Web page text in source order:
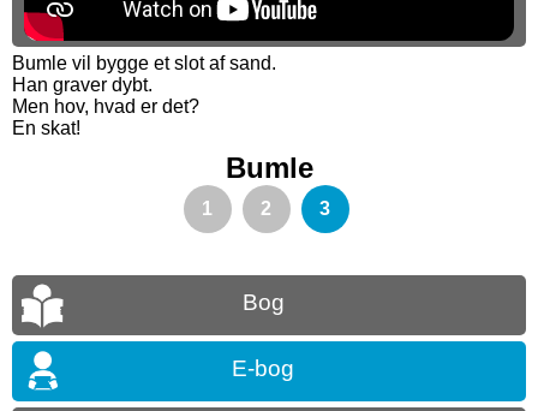
Bumle vil bygge et slot af sand.
Han graver dybt.
Men hov, hvad er det?
En skat!
Bumle
1 2 3
Bog
E-bog